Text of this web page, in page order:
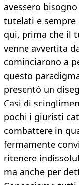
avessero
tutelati e sempre
qui, prima che il
venne avvertita
cominciarono a
questo
presentò un
Casi di
pochi i giuristi
combattere in
fermamente
ritenere
ma anche per